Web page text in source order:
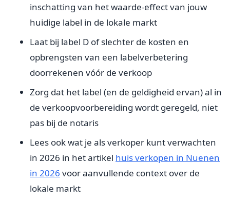
inschatting van het waarde-effect van jouw
huidige label in de lokale markt
Laat bij label D of slechter de kosten en
opbrengsten van een labelverbetering
doorrekenen vóór de verkoop
Zorg dat het label (en de geldigheid ervan) al in
de verkoopvoorbereiding wordt geregeld, niet
pas bij de notaris
Lees ook wat je als verkoper kunt verwachten
in 2026 in het artikel huis verkopen in Nuenen
in 2026 voor aanvullende context over de
lokale markt